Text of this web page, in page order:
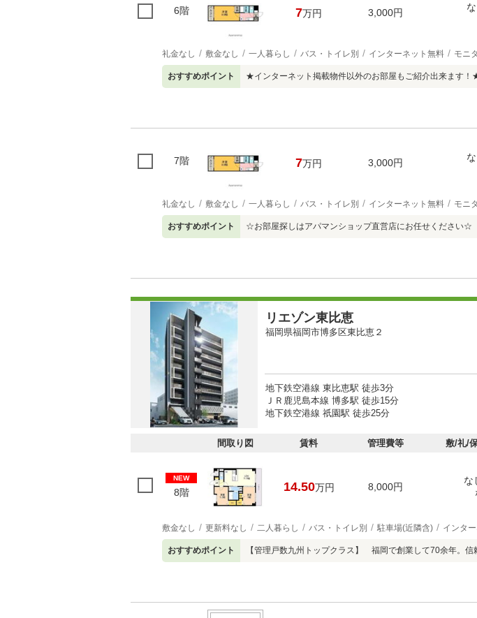
6階 7万円 3,000円
礼金なし 敷金なし 一人暮らし バス・トイレ別 インターネット無料 モニ
おすすめポイント ★インターネット掲載物件以外のお部屋もご紹介出来ます！
7階 7万円 3,000円
礼金なし 敷金なし 一人暮らし バス・トイレ別 インターネット無料 モニ
おすすめポイント ☆お部屋探しはアパマンショップ直営店にお任せください☆
リエゾン東比恵
福岡県福岡市博多区東比恵２
地下鉄空港線 東比恵駅 徒歩3分
ＪＲ鹿児島本線 博多駅 徒歩15分
地下鉄空港線 祇園駅 徒歩25分
間取り図 賃料 管理費等 敷/礼/
NEW
8階 14.50万円 8,000円
な
敷金なし 更新料なし 二人暮らし バス・トイレ別 駐車場(近隣含) インタ
おすすめポイント 【管理戸数九州トップクラス】 福岡で創業して70余年。信